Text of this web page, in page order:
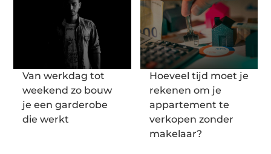
Van werkdag tot
weekend zo bouw
je een garderobe
die werkt
Hoeveel tijd moet je
rekenen om je
appartement te
verkopen zonder
makelaar?